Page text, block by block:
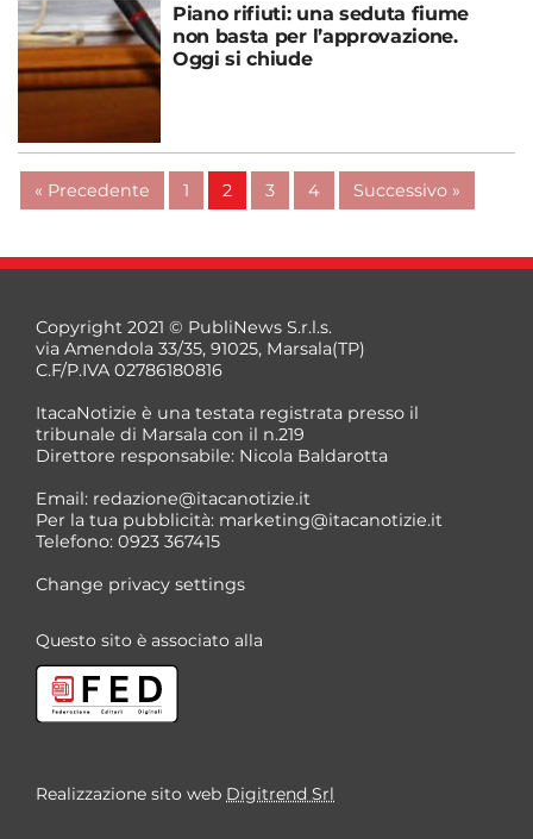
Piano rifiuti: una seduta fiume
non basta per l’approvazione.
Oggi si chiude
« Precedente 1 2 3 4 Successivo »
Copyright 2021 © PubliNews S.r.l.s.
via Amendola 33/35, 91025, Marsala(TP)
C.F/P.IVA 02786180816
ItacaNotizie è una testata registrata presso il
tribunale di Marsala con il n.219
Direttore responsabile: Nicola Baldarotta
Email: redazione@itacanotizie.it
Per la tua pubblicità: marketing@itacanotizie.it
Telefono: 0923 367415
Change privacy settings
Questo sito è associato alla
Realizzazione sito web Digitrend Srl